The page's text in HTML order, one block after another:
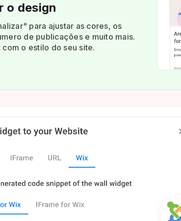
o design
para ajustar as cores, os
de publicações e muito mais.
o estilo do seu site.